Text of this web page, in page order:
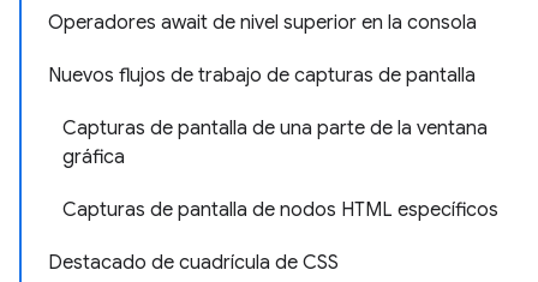
Operadores await de nivel superior en la consola
Nuevos flujos de trabajo de capturas de pantalla
Capturas de pantalla de una parte de la ventana
gráfica
Capturas de pantalla de nodos HTML específicos
Destacado de cuadrícula de CSS